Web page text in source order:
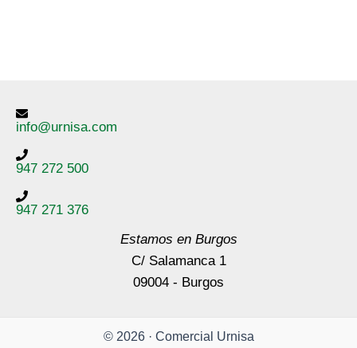
info@urnisa.com
947 272 500
947 271 376
Estamos en Burgos
C/ Salamanca 1
09004 - Burgos
© 2026 · Comercial Urnisa